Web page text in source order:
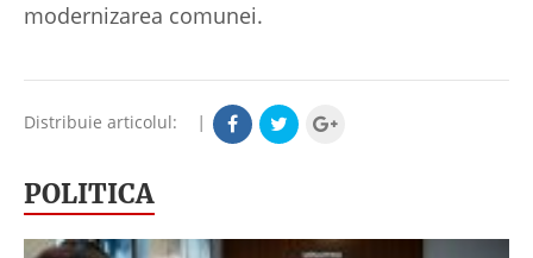
modernizarea comunei.
Distribuie articolul: |
POLITICA